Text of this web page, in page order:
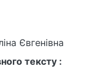
Євгенівна
тексту :